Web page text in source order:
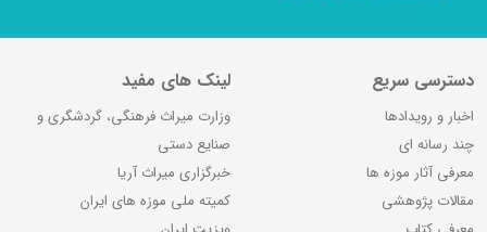
دسترسی سریع
اخبار و رویدادها
چند رسانه ای
معرفی آثار موزه ها
مقالات پژوهشی
لینک های مفید
وزارت میراث فرهنگی، گردشگری و
صنایع دستی
خبرگزاری میراث آریا
کمیته ملی موزه های ایران